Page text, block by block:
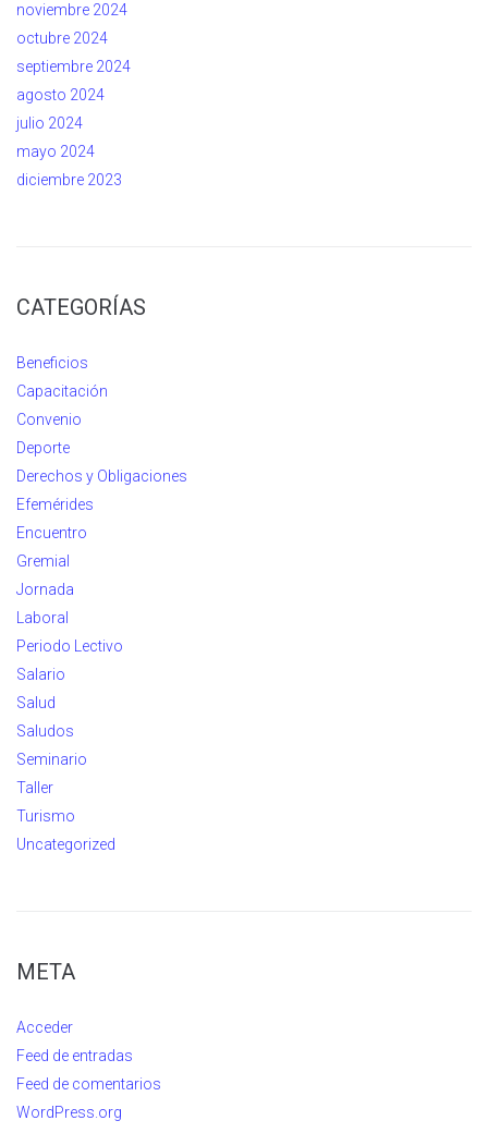
noviembre 2024
octubre 2024
septiembre 2024
agosto 2024
julio 2024
mayo 2024
diciembre 2023
CATEGORÍAS
Beneficios
Capacitación
Convenio
Deporte
Derechos y Obligaciones
Efemérides
Encuentro
Gremial
Jornada
Laboral
Periodo Lectivo
Salario
Salud
Saludos
Seminario
Taller
Turismo
Uncategorized
META
Acceder
Feed de entradas
Feed de comentarios
WordPress.org